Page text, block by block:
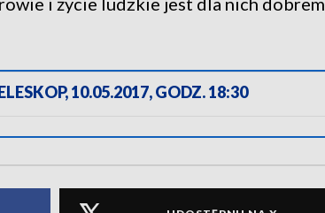
10.05.2017, GODZ. 18:30